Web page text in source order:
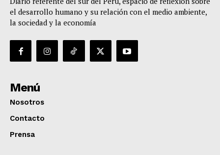
el desarrollo humano y su relación con el medio ambiente,
la sociedad y la economía
Menú
Nosotros
Contacto
Prensa